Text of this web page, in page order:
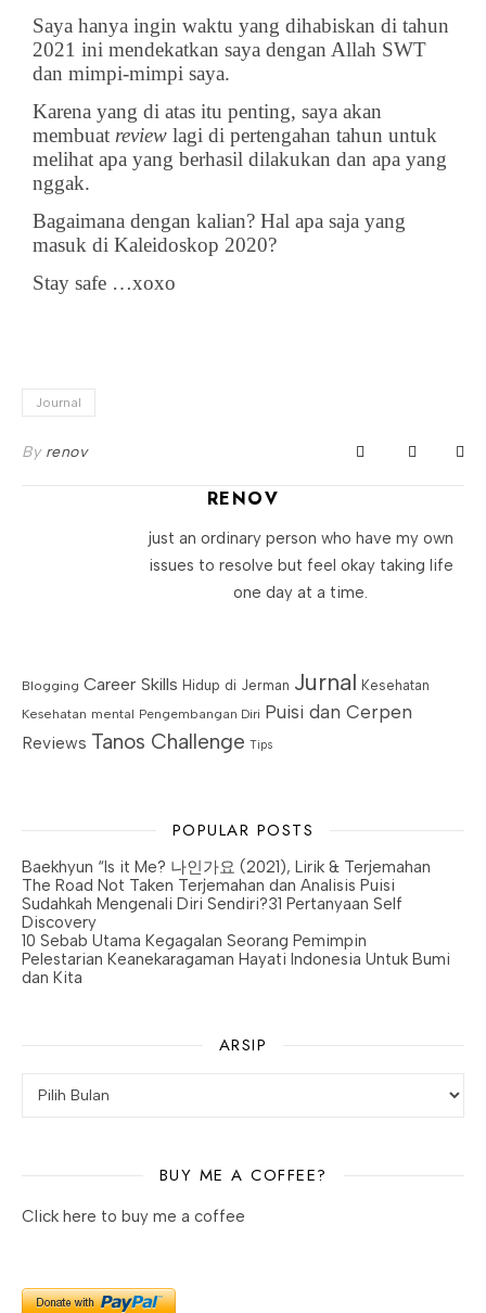
Saya hanya ingin waktu yang dihabiskan di tahun
2021 ini mendekatkan saya dengan Allah SWT
dan mimpi-mimpi saya.
Karena yang di atas itu penting, saya akan
membuat review lagi di pertengahan tahun untuk
melihat apa yang berhasil dilakukan dan apa yang
nggak.
Bagaimana dengan kalian? Hal apa saja yang
masuk di Kaleidoskop 2020?
Stay safe …xoxo
Journal
By renov
RENOV
just an ordinary person who have my own
issues to resolve but feel okay taking life
one day at a time.
Blogging Career Skills Hidup di Jerman Jurnal Kesehatan
Kesehatan mental Pengembangan Diri Puisi dan Cerpen
Reviews Tanos Challenge Tips
POPULAR POSTS
Baekhyun “Is it Me? 나인가요 (2021), Lirik & Terjemahan
The Road Not Taken Terjemahan dan Analisis Puisi
Sudahkah Mengenali Diri Sendiri?31 Pertanyaan Self
Discovery
10 Sebab Utama Kegagalan Seorang Pemimpin
Pelestarian Keanekaragaman Hayati Indonesia Untuk Bumi
dan Kita
ARSIP
BUY ME A COFFEE?
Click here to buy me a coffee